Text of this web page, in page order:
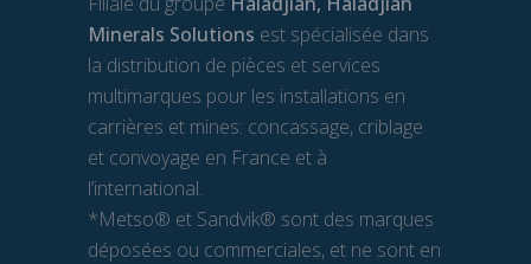
Minerals Solutions est spécialisée dans
la distribution de pièces et services
multimarques pour les installations en
carrières et mines: concassage, criblage
et convoyage en France et à
l’international.
*Metso® et Sandvik® sont des marques
déposées ou commerciales, et ne sont en